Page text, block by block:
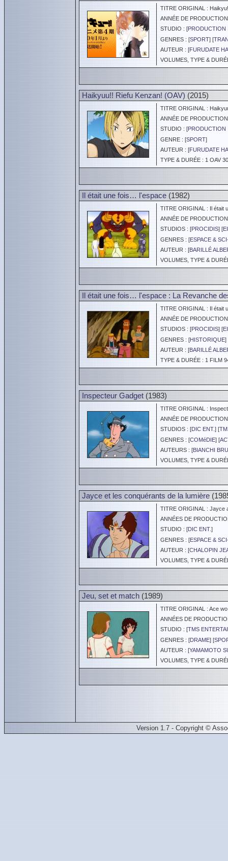
TITRE ORIGINAL :
ANNÉE DE
STUDIO : [PRODUCTION
GENRES : [SPORT] [
AUTEUR : [FURUDATE
VOLUMES, TYPE &
Haikyuu!! Riefu Kenzan! (OAV) (2015)
TITRE ORIGINAL :
ANNÉE DE
STUDIO : [PRODUCTION
GENRE : [SPORT]
AUTEUR : [FURUDATE
TYPE & DURÉE : 1 OAV
Il était une fois… l'espace (1982)
TITRE ORIGINAL : Il était
ANNÉE DE
STUDIOS : [PROCIDIS] [
GENRES : [ESPACE &
AUTEUR : [BARILLÉ
VOLUMES, TYPE &
Il était une fois… l'espace : La Revanche
TITRE ORIGINAL : Il était
ANNÉE DE
STUDIOS : [PROCIDIS] [
GENRES : [HISTORIQUE]
AUTEUR : [BARILLÉ
TYPE & DURÉE : 1 FILM
Inspecteur Gadget (1983)
TITRE ORIGINAL :
ANNÉE DE
STUDIOS : [DIC ENT.] [
GENRES : [COMéDIE] [
AUTEURS : [BIANCHI
VOLUMES, TYPE &
Jayce et les conquérants de la lumière
TITRE ORIGINAL : Jayce
ANNÉES DE
STUDIO : [DIC ENT.]
GENRES : [ESPACE &
AUTEUR : [CHALOPIN
VOLUMES, TYPE &
Jeu, set et match (1989)
TITRE ORIGINAL : Ace
ANNÉES DE
STUDIO : [TMS
GENRES : [DRAME] [
AUTEUR : [YAMAMOTO
VOLUMES, TYPE &
Version 1.7 - Copyright ©